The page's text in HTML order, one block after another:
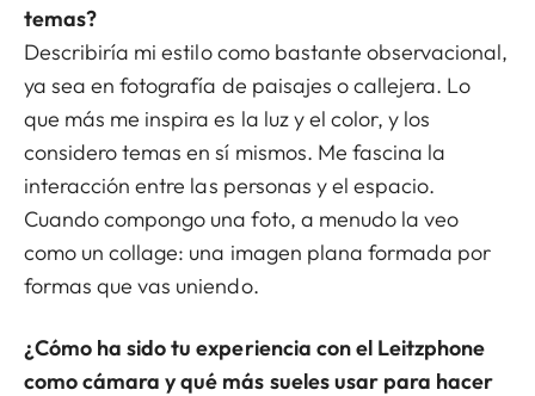
temas?
Describiría mi estilo como bastante observacional,
ya sea en fotografía de paisajes o callejera. Lo
que más me inspira es la luz y el color, y los
considero temas en sí mismos. Me fascina la
interacción entre las personas y el espacio.
Cuando compongo una foto, a menudo la veo
como un collage: una imagen plana formada por
formas que vas uniendo.
¿Cómo ha sido tu experiencia con el Leitzphone
como cámara y qué más sueles usar para hacer